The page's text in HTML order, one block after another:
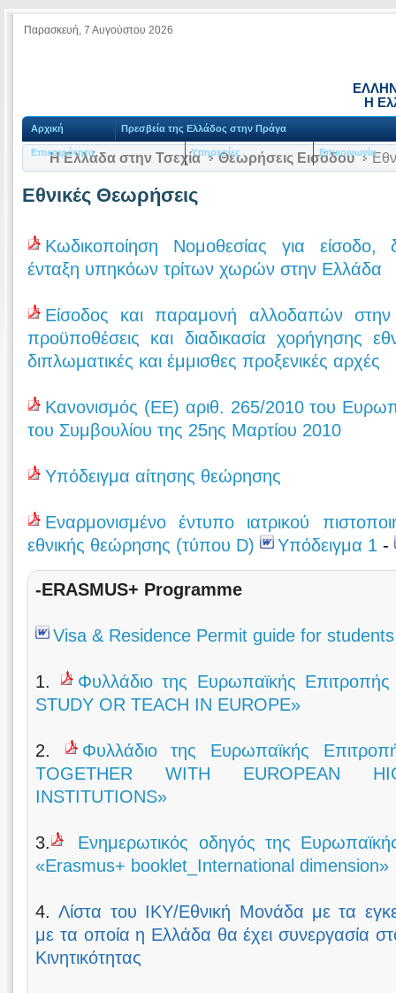
Παρασκευή, 7 Αυγούστου 2026
Η
Αρχική Πρεσβεία της Ελλάδος στην Πράγα
Επικαιρότητα Υπηρεσίες Επικοινωνία
Η Ελλάδα στην Τσεχία Θεωρήσεις Εισόδου
Εθνικές Θεωρήσεις
Κωδικοποίηση Νομοθεσίας για είσοδο,
ένταξη υπηκόων τρίτων χωρών στην Ελλάδα
Είσοδος και παραμονή αλλοδαπών στην
προϋποθέσεις και διαδικασία χορήγησης
διπλωματικές και έμμισθες προξενικές αρχές
Κανονισμός (ΕΕ) αριθ. 265/2010 του
του Συμβουλίου της 25ης Μαρτίου 2010
Υπόδειγμα αίτησης θεώρησης
Eναρμονισμένο έντυπο ιατρικού
εθνικής θεώρησης (τύπου D)
Υπόδειγμα 1 -
-ERASMUS+ Programme
Visa & Residence Permit guide for students
1.
Φυλλάδιο της Ευρωπαϊκής
STUDY OR TEACH IN EUROPE»
2.
Φυλλάδιο της Ευρωπαϊκής
TOGETHER WITH EUROPEAN
INSTITUTIONS»
3.
Ενημερωτικός οδηγός της
«Erasmus+ booklet_International dimension»
4.Λίστα του ΙΚΥ/Εθνική Μονάδα με τα
με τα οποία η Ελλάδα θα έχει συνεργασία
Κινητικότητας